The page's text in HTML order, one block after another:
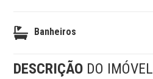
Banheiros
DESCRIÇÃO DO IMÓVEL